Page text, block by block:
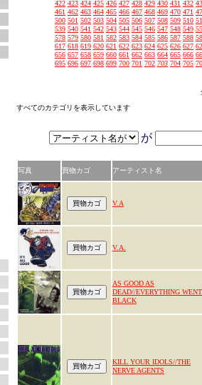
422 423 424 425 426 427 428 429 430 431 432
461 462 463 464 465 466 467 468 469 470 471
500 501 502 503 504 505 506 507 508 509 510
539 540 541 542 543 544 545 546 547 548 549
578 579 580 581 582 583 584 585 586 587 588
617 618 619 620 621 622 623 624 625 626 627
656 657 658 659 660 661 662 663 664 665 666
695 696 697 698 699 700 701 702 703 704 705
すべてのカテゴリを表示しています
が
写真 買物カゴ アーティスト名
V.A
V.A.
AS GOOD AS
DEAD//EVERYTHING WENT
BLACK
KILL YOUR IDOLS//THE
NERVE AGENTS